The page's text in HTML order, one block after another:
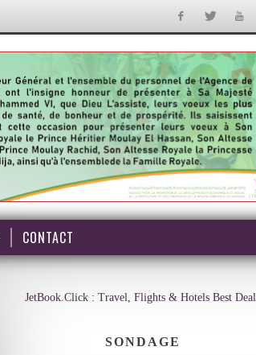
CONTACT
JetBook.Click : Travel, Flights & Hotels Best
SONDAGE